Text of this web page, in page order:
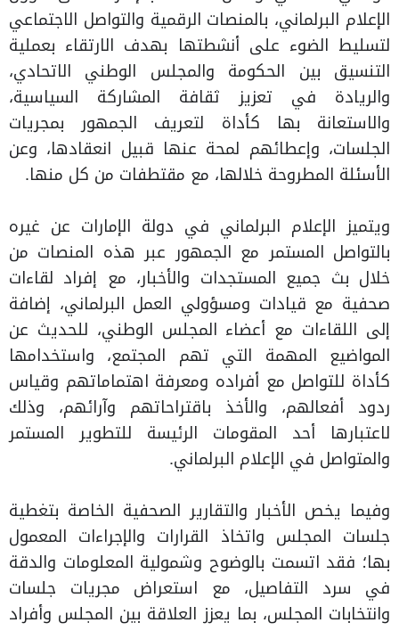
الإعلام البرلماني، بالمنصات الرقمية والتواصل الاجتماعي
لتسليط الضوء على أنشطتها بهدف الارتقاء بعملية
التنسيق بين الحكومة والمجلس الوطني الاتحادي،
والريادة في تعزيز ثقافة المشاركة السياسية،
والاستعانة بها كأداة لتعريف الجمهور بمجريات
الجلسات، وإعطائهم لمحة عنها قبيل انعقادها، وعن
الأسئلة المطروحة خلالها، مع مقتطفات من كل منها.
ويتميز الإعلام البرلماني في دولة الإمارات عن غيره
بالتواصل المستمر مع الجمهور عبر هذه المنصات من
خلال بث جميع المستجدات والأخبار، مع إفراد لقاءات
صحفية مع قيادات ومسؤولي العمل البرلماني، إضافة
إلى اللقاءات مع أعضاء المجلس الوطني، للحديث عن
المواضيع المهمة التي تهم المجتمع، واستخدامها
كأداة للتواصل مع أفراده ومعرفة اهتماماتهم وقياس
ردود أفعالهم، والأخذ باقتراحاتهم وآرائهم، وذلك
لاعتبارها أحد المقومات الرئيسة للتطوير المستمر
والمتواصل في الإعلام البرلماني.
وفيما يخص الأخبار والتقارير الصحفية الخاصة بتغطية
جلسات المجلس واتخاذ القرارات والإجراءات المعمول
بها؛ فقد اتسمت بالوضوح وشمولية المعلومات والدقة
في سرد التفاصيل، مع استعراض مجريات جلسات
وانتخابات المجلس، بما يعزز العلاقة بين المجلس وأفراد